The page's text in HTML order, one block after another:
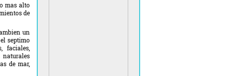
mas alto
de
un
septimo
faciales,
de mar,